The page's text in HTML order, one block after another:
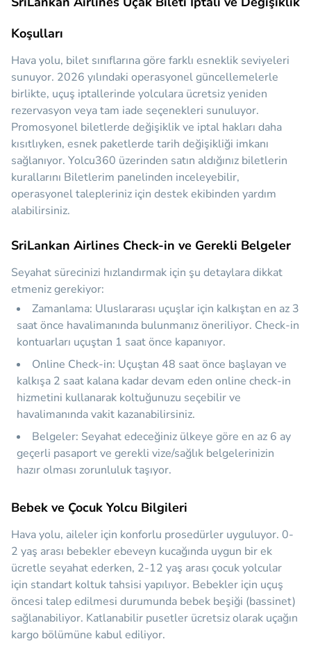
Koşulları
Hava yolu, bilet sınıflarına göre farklı esneklik seviyeleri
sunuyor. 2026 yılındaki operasyonel güncellemelerle
birlikte, uçuş iptallerinde yolculara ücretsiz yeniden
rezervasyon veya tam iade seçenekleri sunuluyor.
Promosyonel biletlerde değişiklik ve iptal hakları daha
kısıtlıyken, esnek paketlerde tarih değişikliği imkanı
sağlanıyor. Yolcu360 üzerinden satın aldığınız biletlerin
kurallarını Biletlerim panelinden inceleyebilir,
operasyonel talepleriniz için destek ekibinden yardım
alabilirsiniz.
SriLankan Airlines Check-in ve Gerekli Belgeler
Seyahat sürecinizi hızlandırmak için şu detaylara dikkat
etmeniz gerekiyor:
Zamanlama: Uluslararası uçuşlar için kalkıştan en az 3
saatönce havalimanında bulunmanız öneriliyor. Check-in
kontuarları uçuştan 1 saat önce kapanıyor.
Online Check-in: Uçuştan 48 saat önce başlayan ve
kalkışa 2 saat kalana kadar devam eden online check-in
hizmetini kullanarak koltuğunuzu seçebilir ve
havalimanında vakit kazanabilirsiniz.
Belgeler: Seyahat edeceğiniz ülkeye göre en az 6 ay
geçerli pasaport ve gerekli vize/sağlık belgelerinizin
hazır olması zorunluluk taşıyor.
Bebek ve Çocuk Yolcu Bilgileri
Hava yolu, aileler için konforlu prosedürler uyguluyor. 0-
2 yaş arası bebekler ebeveyn kucağında uygun bir ek
ücretle seyahat ederken, 2-12 yaş arası çocuk yolcular
için standart koltuk tahsisi yapılıyor. Bebekler için uçuş
öncesi talep edilmesi durumunda bebek beşiği (bassinet)
sağlanabiliyor. Katlanabilir pusetler ücretsiz olarak uçağın
kargo bölümüne kabul ediliyor.